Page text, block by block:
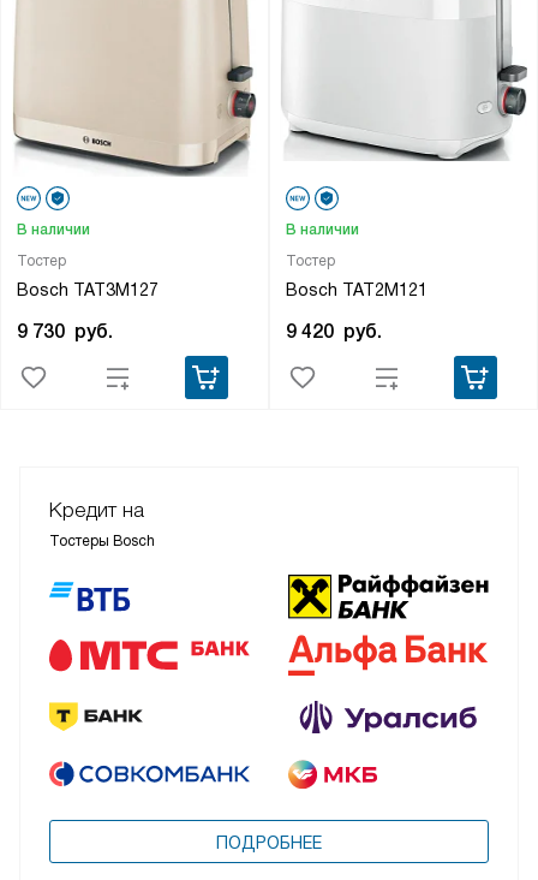
Тостер
Bosch TAT3M127
В наличии
9 730 руб.
Тостер
Bosch TAT2M121
В наличии
9 420 руб.
Кредит на
Тостеры Bosch
ПОДРОБНЕЕ